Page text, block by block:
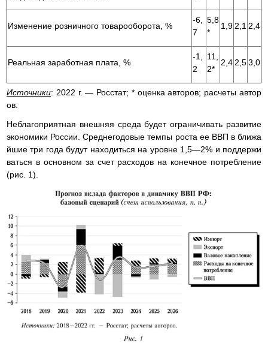
Изменение розничного товарооборота, %
-6,
7
5,8
*
1,92,12,4
Реальная заработная плата, %
-1,
2
11,
2*
2,42,53,0
Источники: 2022 г. — Росстат; * оценка авторов; расчеты автор
ов.
Неблагоприятная внешняя среда будет ограничивать развитие
экономики России. Среднегодовые темпы роста ее ВВП в ближа
йшие три года будут находиться на уровне 1,5—2% и поддержи
ваться в основном за счет расходов на конечное потребление
(рис. 1).